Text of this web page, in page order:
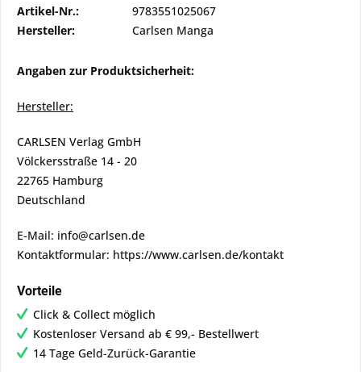
Artikel-Nr.:
9783551025067
Hersteller:
Carlsen Manga
Angaben zur Produktsicherheit:
Hersteller:
CARLSEN Verlag GmbH
Völckersstraße 14 - 20
22765 Hamburg
Deutschland
E-Mail: info@carlsen.de
Kontaktformular: https://www.carlsen.de/kontakt
Vorteile
Click & Collect möglich
Kostenloser Versand ab € 99,- Bestellwert
14 Tage Geld-Zurück-Garantie